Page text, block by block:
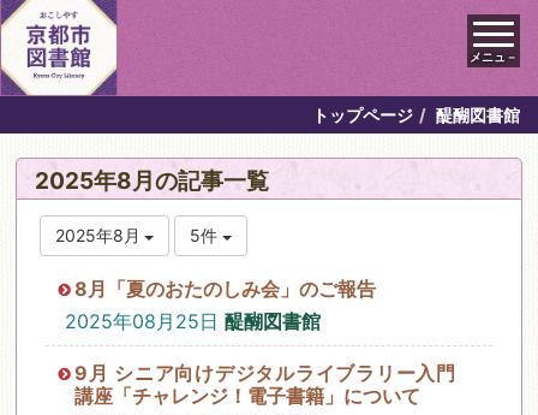
メニュ－
トップページ 醍醐図書館
2025年8月の記事一覧
2025年8月 5件
8月「夏のおたのしみ会」のご報告
2025年08月25日 醍醐図書館
9月 シニア向けデジタルライブラリー入門
講座「チャレンジ！電子書籍」について